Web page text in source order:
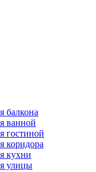
балкона
ванной
гостиной
коридора
кухни
улицы